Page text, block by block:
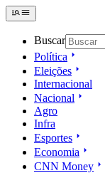
Buscar
Política
Eleições
Internacional
Nacional
Agro
Infra
Esportes
Economia
CNN Money